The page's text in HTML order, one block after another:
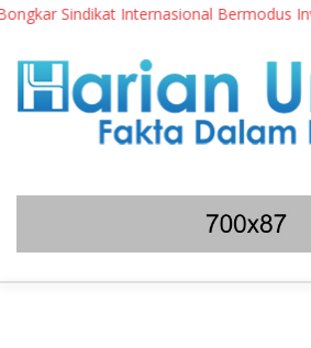
Sindikat Internasional Bermodus